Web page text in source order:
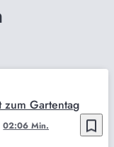
bookmark_border
02:06 Min.
zum Gartentag